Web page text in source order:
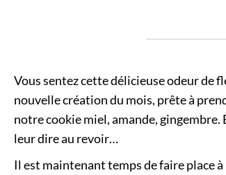
Vous sentez cette délicieuse odeur de
nouvelle création du mois, prête à
notre cookie miel, amande, gingembre.
leur dire au revoir…
Il est maintenant temps de faire place